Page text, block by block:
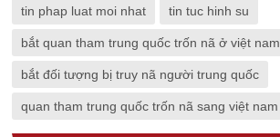
tin phap luat moi nhat tin tuc hinh su
bắt quan tham trung quốc trốn nã ở việt nam
bắt đối tượng bị truy nã người trung quốc
quan tham trung quốc trốn nã sang việt nam